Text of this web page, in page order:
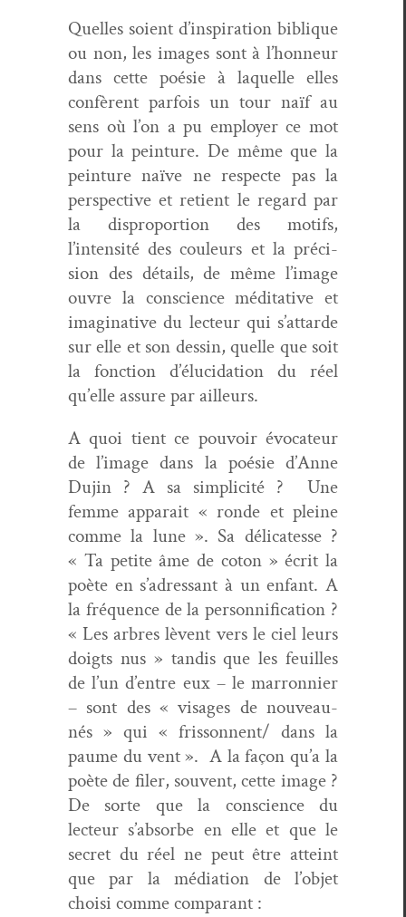
Quelles soient d’inspiration biblique
ou non, les images sont à l’honneur
dans cette poésie à laque­lle elles
con­fèrent par­fois un tour naïf au
sens où l’on a pu employ­er ce mot
pour la pein­ture. De même que la
pein­ture naïve ne respecte pas la
per­spec­tive et retient le regard par
la dis­pro­por­tion des motifs,
l’intensité des couleurs et la pré­ci­
sion des détails, de même l’image
ouvre la con­science médi­ta­tive et
imag­i­na­tive du lecteur qui s’attarde
sur elle et son dessin, quelle que soit
la fonc­tion d’élucidation du réel
qu’elle assure par ailleurs.
A quoi tient ce pou­voir évo­ca­teur
de l’image dans la poésie d’Anne
Dujin ? A sa sim­plic­ité ? Une
femme appa­rait « ronde et pleine
comme la lune ». Sa déli­catesse ?
« Ta petite âme de coton » écrit la
poète en s’adressant à un enfant. A
la fréquence de la per­son­ni­fi­ca­tion ?
« Les arbres lèvent vers le ciel leurs
doigts nus » tan­dis que les feuilles
de l’un d’entre eux – le mar­ronnier
– sont des « vis­ages de nou­veau-
nés » qui « frissonnent/ dans la
paume du vent ». A la façon qu’a la
poète de fil­er, sou­vent, cette image ?
De sorte que la con­science du
lecteur s’absorbe en elle et que le
secret du réel ne peut être atteint
que par la médi­a­tion de l’objet
choisi comme comparant :